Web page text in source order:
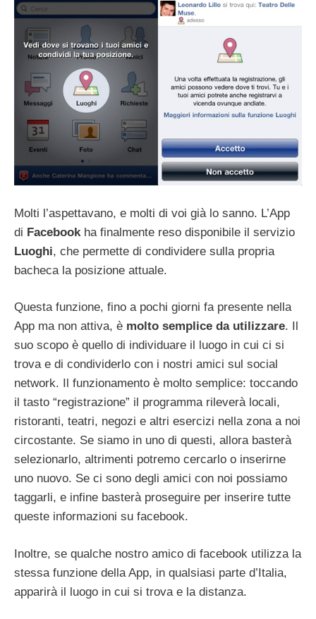
Molti l’aspettavano, e molti di voi già lo sanno. L’App
di Facebookha finalmente reso disponibile il servizio
Luoghi, che permette di condividere sulla propria
bacheca la posizione attuale.
Questa funzione, fino a pochi giorni fa presente nella
App ma non attiva, è molto semplice da utilizzare. Il
suo scopo è quello di individuare il luogo in cui ci si
trova e di condividerlo con i nostri amici sul social
network. Il funzionamento è molto semplice: toccando
il tasto “registrazione” il programma rileverà locali,
ristoranti, teatri, negozi e altri esercizi nella zona a noi
circostante. Se siamo in uno di questi, allora basterà
selezionarlo, altrimenti potremo cercarlo o inserirne
uno nuovo. Se ci sono degli amici con noi possiamo
taggarli, e infine basterà proseguire per inserire tutte
queste informazioni su facebook.
Inoltre, se qualche nostro amico di facebook utilizza la
stessa funzione della App, in qualsiasi parte d’Italia,
apparirà il luogo in cui si trova e la distanza.